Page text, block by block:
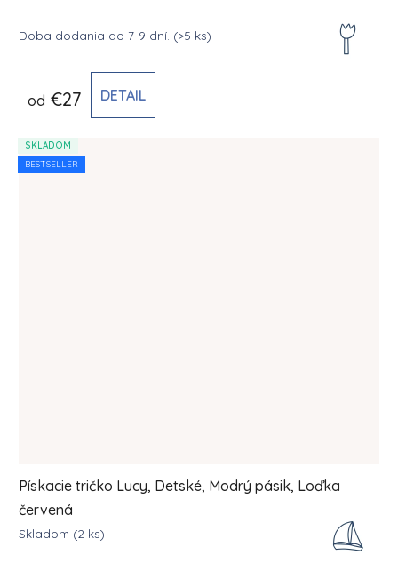
Doba dodania do 7-9 dní. (>5 ks)
od €27 DETAIL
SKLADOM
BESTSELLER
Pískacie tričko Lucy, Detské, Modrý pásik, Loďka
červená
Skladom (2 ks)